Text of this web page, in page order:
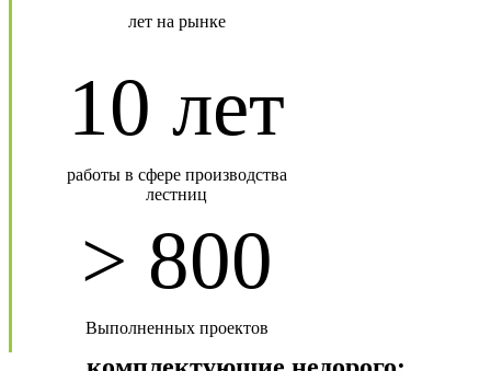
лет на рынке
10 лет
работы в сфере производства
лестниц
> 800
Выполненных проектов